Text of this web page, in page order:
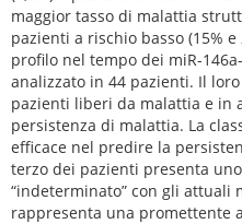
maggior tasso di malattia
pazienti a rischio basso (15%
profilo nel tempo dei miR-
analizzato in 44 pazienti. Il
pazienti liberi da malattia e in
persistenza di malattia. La
efficace nel predire la
terzo dei pazienti presenta
“indeterminato” con gli attuali
rappresenta una promettente